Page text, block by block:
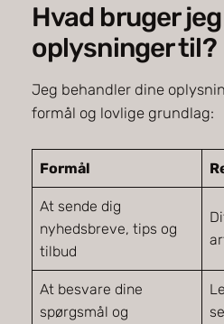
Hvad bruger
oplysninger til?
Jeg behandler dine
formål og lovlige grundlag:
Formål
At sende dig
nyhedsbreve, tips og
tilbud
At besvare dine
spørgsmål og